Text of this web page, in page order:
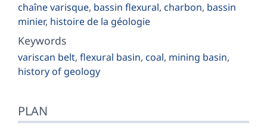
chaîne varisque, bassin flexural, charbon, bassin
minier, histoire de la géologie
Keywords
variscan belt, flexural basin, coal, mining basin,
history of geology
PLAN